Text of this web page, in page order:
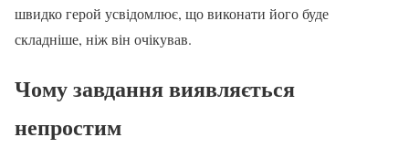
швидко герой усвідомлює, що виконати його буде
складніше, ніж він очікував.
Чому завдання виявляється
непростим